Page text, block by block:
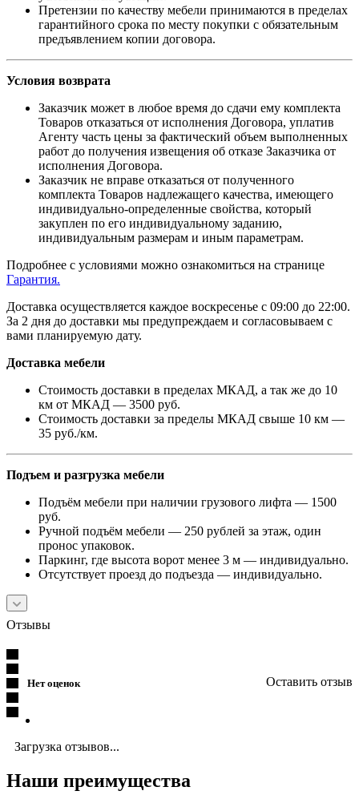
Претензии по качеству мебели принимаются в пределах
гарантийного срока по месту покупки с обязательным
предъявлением копии договора.
Условия возврата
Заказчик может в любое время до сдачи ему комплекта
Товаров отказаться от исполнения Договора, уплатив
Агенту часть цены за фактический объем выполненных
работ до получения извещения об отказе Заказчика от
исполнения Договора.
Заказчик не вправе отказаться от полученного
комплекта Товаров надлежащего качества, имеющего
индивидуально-определенные свойства, который
закуплен по его индивидуальному заданию,
индивидуальным размерам и иным параметрам.
Подробнее с условиями можно ознакомиться на странице
Гарантия.
Доставка осуществляется каждое воскресенье с 09:00 до 22:00.
За 2 дня до доставки мы предупреждаем и согласовываем с
вами планируемую дату.
Доставка мебели
Стоимость доставки в пределах МКАД, а так же до 10
км от МКАД — 3500 руб.
Стоимость доставки за пределы МКАД свыше 10 км —
35 руб./км.
Подъем и разгрузка мебели
Подъём мебели при наличии грузового лифта — 1500
руб.
Ручной подъём мебели — 250 рублей за этаж, один
пронос упаковок.
Паркинг, где высота ворот менее 3 м — индивидуально.
Отсутствует проезд до подъезда — индивидуально.
Отзывы
Нет оценок Оставить отзыв
Загрузка отзывов...
Наши преимущества